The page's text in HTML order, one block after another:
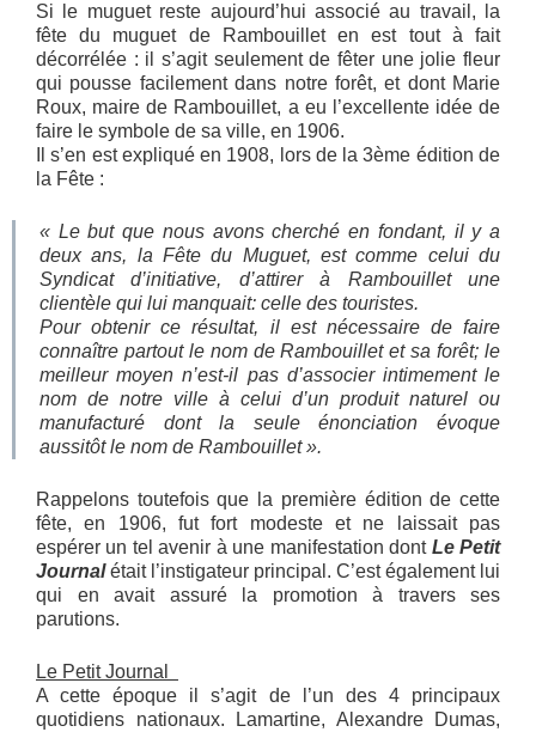
Si le muguet reste aujourd’hui associé au travail, la
fête du muguet de Rambouillet en est tout à fait
décorrélée : il s’agit seulement de fêter une jolie fleur
qui pousse facilement dans notre forêt, et dont Marie
Roux, maire de Rambouillet, a eu l’excellente idée de
faire le symbole de sa ville, en 1906.
Il s’en est expliqué en 1908, lors de la 3ème édition de
la Fête :
« Le but que nous avons cherché en fondant, il y a
deux ans, la Fête du Muguet, est comme celui du
Syndicat d’initiative, d’attirer à Rambouillet une
clientèle qui lui manquait: celle des touristes.
Pour obtenir ce résultat, il est nécessaire de faire
connaître partout le nom de Rambouillet et sa forêt; le
meilleur moyen n’est-il pas d’associer intimement le
nom de notre ville à celui d’un produit naturel ou
manufacturé dont la seule énonciation évoque
aussitôt le nom de Rambouillet ».
Rappelons toutefois que la première édition de cette
fête, en 1906, fut fort modeste et ne laissait pas
espérer un tel avenir à une manifestation dont Le Petit
Journalétait l’instigateur principal. C’est également lui
qui en avait assuré la promotion à travers ses
parutions.
Le Petit Journal
A cette époque il s’agit de l’un des 4 principaux
quotidiens nationaux. Lamartine, Alexandre Dumas,